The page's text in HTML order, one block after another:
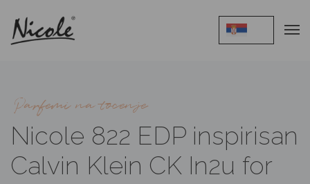
Parfemi na tocenje
Nicole 822 EDP inspirisan
Calvin Klein CK In2u for